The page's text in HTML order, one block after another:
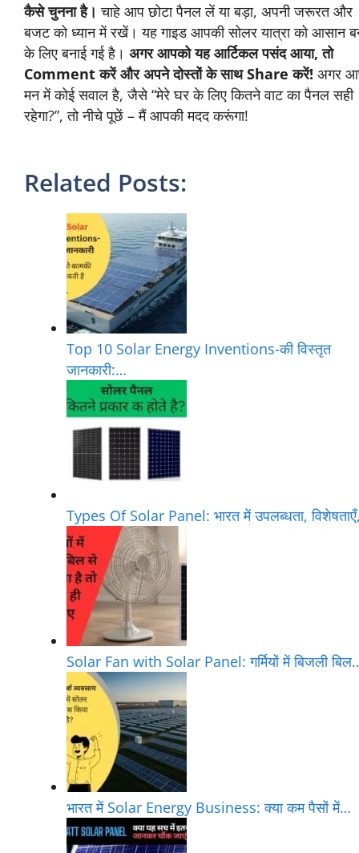
Solar panel लगाने का खर्च कितना आता है?
यह पैनल की क्षमता, इन्वर्टर और बैटरी पर निर्भर करता है।
औसतन,1KW सोलर सिस्टम की कीमत ₹50,000-
₹80,000तक हो सकती है।
तो अब आप जानते हैं कि 1 सोलर पैनल कितने वाट का होता है
जरूरत और बजट को ध्यान में रखें। यह गाइड आपकी सोलर
यात्रा को आसान बनाने के लिए बनाई गई है।
आर्टिकल पसंद आया, तो Comment करें और अपने दोस्तों
के साथ Share करें!अगर आपके मन में कोई सवाल है, जैसे
“मेरे घर के लिए कितने वाट का पैनल सही रहेगा?”, तो नीचे पूछें
– मैं आपकी मदद करूंगा!
Related Posts:
Top 10 Solar
Energy Inventions-
की विस्तृत जानकारी:…
Types Of Solar
उपलब्धता, विशेषताएँ,…
Solar Fan with
Solar Panel: गर्मियों में
बिजली बिल…
भारत में Solar Energy
Business: क्या कम
पैसों में…
Best UTL 540 Watt
Solar Panel:क्या यह
सच में इतना…
2kw solar panel की
कीमत: भारत में लागत,
सब्सिडी और…
Whatsapp